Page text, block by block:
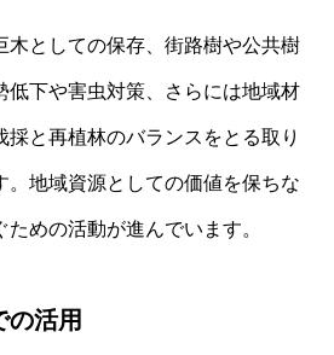
木としての保存、街路樹や公共樹
低下や害虫対策、さらには地域材
採と再植林のバランスをとる取り
。地域資源としての価値を保ちな
めの活動が進んでいます。
の活用